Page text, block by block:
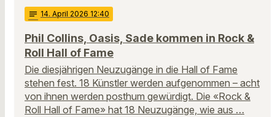
notes 14. April 2026 12:40
Phil Collins, Oasis, Sade kommen in Rock &
Roll Hall of Fame
Die diesjährigen Neuzugänge in die Hall of Fame
stehen fest. 18 Künstler werden aufgenommen – acht
von ihnen werden posthum gewürdigt. Die «Rock &
Roll Hall of Fame» hat 18 Neuzugänge, wie aus …